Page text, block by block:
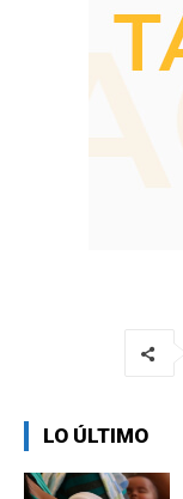
LO ÚLTIMO